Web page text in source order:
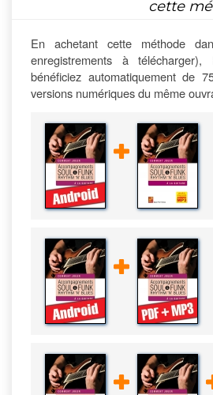
cette
En achetant cette méthode
enregistrements à
bénéficiez automatiquement de
versions numériques du même